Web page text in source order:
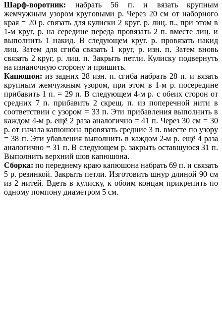
Шарф-воротник: набрать 56 п. и вязать крупным
жемчужным узором круговыми р. Через 20 см от наборного
края = 20 р. связать для кулиски 2 круг. р. лиц. п., при этом в
1-м круг, р. на середине переда провязать 2 п. вместе лиц. и
выполнить 1 накид. В следующем круг. р. провязать накид
лиц. Затем для сгиба связать 1 круг, р. изн. п. Затем вновь
связать 2 круг, р. лиц. п. Закрыть петли. Кулиску подвернуть
на изнаночную сторону и пришить.
Капюшон: из задних 28 изн. п. сгиба набрать 28 п. и вязать
крупным жемчужным узором, при этом в 1-м р. посередине
прибавить 1 п. = 29 п. В следующем 4-м р. с обеих сторон от
средних 7 п. прибавить 2 скрещ. п. из поперечной нити в
соответствии с узором = 33 п. Эти прибавления выполнить в
каждом 4-м р. ещё 2 раза аналогично = 41 п. Через 30 см = 30
р. от начала капюшона провязать средние 3 п. вместе по узору
= 38 п. Эти убавления выполнить в каждом 2-м р. ещё 4 раза
аналогично = 31 п. В следующем р. закрыть оставшуюся 31 п.
Выполнить верхний шов капюшона.
Сборка: по переднему краю капюшона набрать 69 п. и связать
5 р. резинкой. Закрыть петли. Изготовить шнур длиной 90 см
из 2 нитей. Вдеть в кулиску, к обоим концам прикрепить по
одному помпону диаметром 5 см.